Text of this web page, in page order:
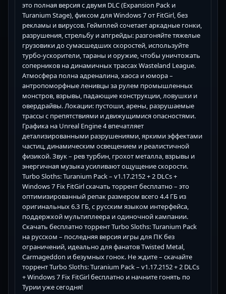
это полная версия с двумя DLC (Expansion Pack и
Turanium Stage), фиксом для Windows 7 от FitGirl, без
рекламы и вирусов. Геймплей сочетает аркадные гонки,
разрушения, стрельбу и апгрейды: разгоняйте тяжелые
грузовики до сумасшедших скоростей, используйте
турбо-ускорители, тараны и оружие, чтобы уничтожать
соперников на динамичных трассах Wasteland League.
Атмосфера полна адреналина, хаоса и юмора –
антропоморфные ленивцы за рулем промышленных
монстров, взрывы, падающие конструкции, ловушки и
овердрайвы. Локации: пустоши, арены, разрушаемые
трассы с препятствиями и движущимися опасностями.
Графика на Unreal Engine 4 впечатляет
детализированными разрушениями, яркими эффектами
частиц, динамическим освещением и реалистичной
физикой. Звук – рев турбин, грохот металла, взрывы и
энергичная музыка усиливают ощущение скорости.
Turbo Sloths: Turanium Pack – v1.17.2152 + 2 DLCs +
Windows 7 Fix FitGirl скачать торрент бесплатно – это
оптимизированный репак размером всего 4.4 ГБ из
оригинальных 6.3 ГБ, с русским языком интерфейса,
поддержкой мультиплеера и одиночной кампании.
Скачать бесплатно торрент Turbo Sloths: Turanium Pack
на русском – последняя версия игры для ПК без
ограничений, идеально для фанатов Twisted Metal,
Carmageddon и безумных гонок. Не ждите – скачайте
торрент Turbo Sloths: Turanium Pack – v1.17.2152 + 2 DLCs
+ Windows 7 Fix FitGirl бесплатно и начните гонять по
Турии уже сегодня!